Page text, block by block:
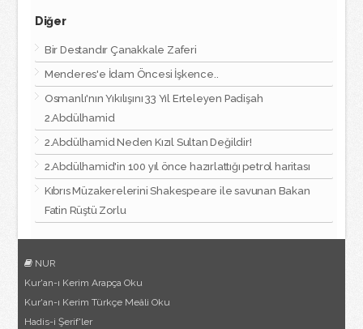
Diğer
Bir Destandır Çanakkale Zaferi
Menderes'e İdam Öncesi İşkence..
Osmanlı'nın Yıkılışını 33 Yıl Erteleyen Padişah
2.Abdülhamid
2.Abdülhamid Neden Kızıl Sultan Değildir!
2.Abdülhamid'in 100 yıl önce hazırlattığı petrol haritası
Kıbrıs Müzakerelerini Shakespeare ile savunan Bakan
Fatin Rüştü Zorlu
NUR
Kur'an-ı Kerim Arapça Oku
Kur'an-ı Kerim Türkçe Meâli Oku
Hadis-i Şerif'ler